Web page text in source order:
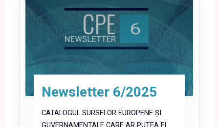
Newsletter 6/2025
CATALOGUL SURSELOR EUROPENE ȘI
GUVERNAMENTALE CARE AR PUTEA FI